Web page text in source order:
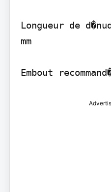
Longueur de
mm
Embout